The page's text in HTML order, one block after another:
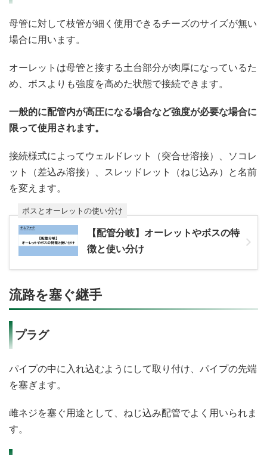
母管に対して枝管が細く使用できるチーズのサイズが無い
場合に用います。
オーレットは母管と接する土台部分が肉厚になっているた
め、ボスよりも強度を高めた状態で接続できます。
一般的に配管内が高圧になる場合など強度が必要な場合に
限って使用されます。
接続様式によってウェルドレット（突合せ溶接）、ソコレ
ット（差込み溶接）、スレッドレット（ねじ込み）と名前
を変えます。
【配管分岐】オーレットやボスの特
徴と使い分け
ボスとオーレットの使い分け
流路を塞ぐ継手
プラグ
パイプの中に入れ込むようにして取り付け、パイプの先端
を塞ぎます。
雌ネジを塞ぐ用途として、ねじ込み配管でよく用いられま
す。